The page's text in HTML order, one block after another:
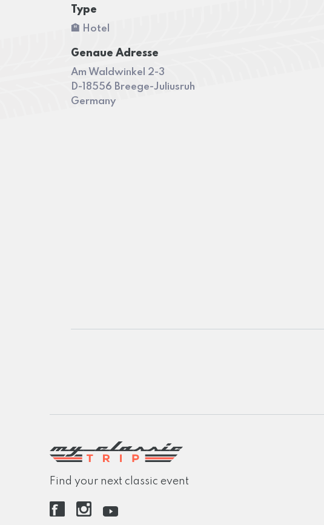
Type
🏨 Hotel
Genaue Adresse
Am Waldwinkel 2-3
D-18556 Breege-Juliusruh
Germany
Find your next classic event